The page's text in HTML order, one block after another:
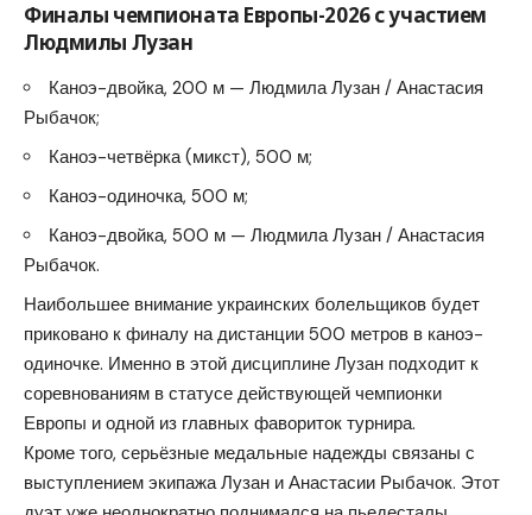
Финалы чемпионата Европы-2026 с участием
Людмилы Лузан
Каноэ-двойка, 200 м — Людмила Лузан / Анастасия
Рыбачок;
Каноэ-четвёрка (микст), 500 м;
Каноэ-одиночка, 500 м;
Каноэ-двойка, 500 м — Людмила Лузан / Анастасия
Рыбачок.
Наибольшее внимание украинских болельщиков будет
приковано к финалу на дистанции 500 метров в каноэ-
одиночке. Именно в этой дисциплине Лузан подходит к
соревнованиям в статусе действующей чемпионки
Европы и одной из главных фавориток турнира.
Кроме того, серьёзные медальные надежды связаны с
выступлением экипажа Лузан и Анастасии Рыбачок. Этот